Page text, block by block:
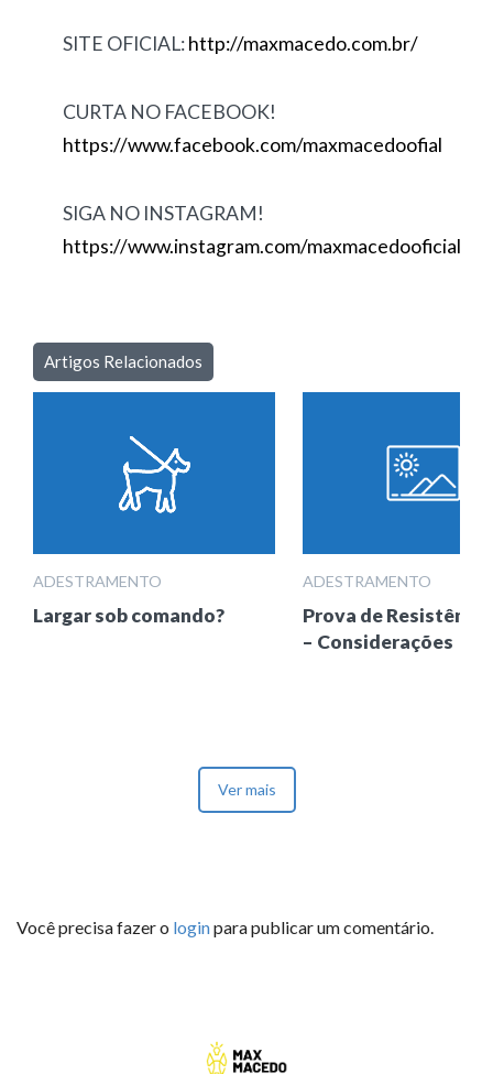
SITE OFICIAL:http://maxmacedo.com.br/
CURTA NO FACEBOOK!
https://www.facebook.com/maxmacedoofial
SIGA NO INSTAGRAM!
https://www.instagram.com/maxmacedooficial
Artigos Relacionados
ADESTRAMENTO
Largar sob comando?
ADESTRAMENTO
Prova de
– Considerações
Ver mais
Você precisa fazer o loginpara publicar um comentário.